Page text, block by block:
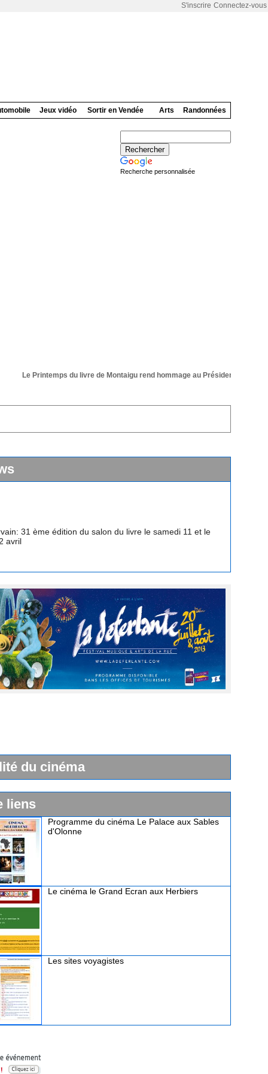
Connectez-vous
S'inscrire
Jeux vidéo Sortir en Vendée Arts Randonnées
Recherche personnalisée
Le Printemps du livre de Montaigu rend hommage au Président de sa 36
avril
du cinéma
liens
Programme du cinéma Le Palace aux Sables
d'Olonne
Le cinéma le Grand Ecran aux Herbiers
Les sites voyagistes